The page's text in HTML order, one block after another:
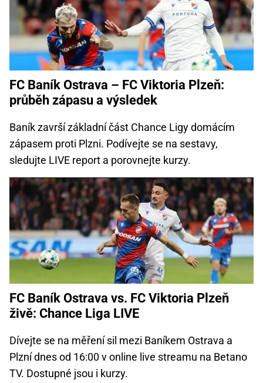
FC Baník Ostrava – FC Viktoria Plzeň:
průběh zápasu a výsledek
Baník završí základní část Chance Ligy domácím
zápasem proti Plzni. Podívejte se na sestavy,
sledujte LIVE report a porovnejte kurzy.
FC Baník Ostrava vs. FC Viktoria Plzeň
živě: Chance Liga LIVE
Dívejte se na měření sil mezi Baníkem Ostrava a
Plzní dnes od 16:00 v online live streamu na Betano
TV. Dostupné jsou i kurzy.